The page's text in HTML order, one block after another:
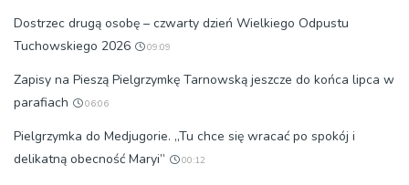
Dostrzec drugą osobę – czwarty dzień Wielkiego Odpustu
Tuchowskiego 2026
09:09
Zapisy na Pieszą Pielgrzymkę Tarnowską jeszcze do końca lipca w
parafiach
06:06
Pielgrzymka do Medjugorie. „Tu chce się wracać po spokój i
delikatną obecność Maryi”
00:12